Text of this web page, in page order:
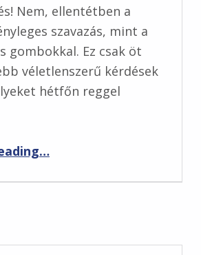
Nem, ellentétben a
szavazás, mint a
gombokkal. Ez csak öt
véletlenszerű kérdések
hétfőn reggel
“Smink és szépség blog hétfői szavazás, vol. 668”
…